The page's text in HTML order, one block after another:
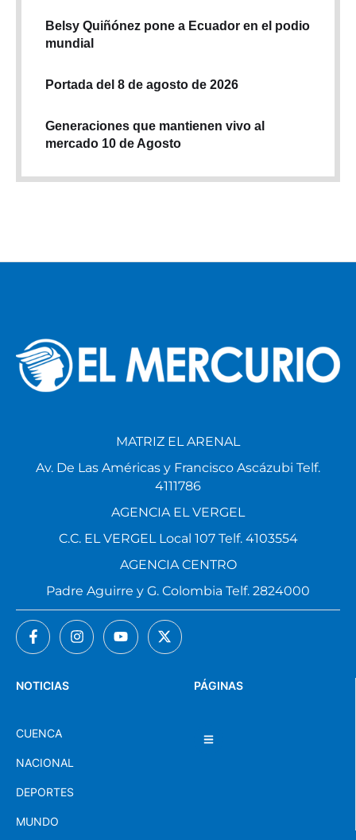
Belsy Quiñónez pone a Ecuador en el podio
mundial
Portada del 8 de agosto de 2026
Generaciones que mantienen vivo al
mercado 10 de Agosto
PÁGINAS
NOTICIAS
CUENCA
NACIONAL
DEPORTES
MUNDO
MATRIZ EL ARENAL
Av. De Las Américas y Francisco Ascázubi Telf.
4111786
AGENCIA EL VERGEL
C.C. EL VERGEL Local 107 Telf. 4103554
AGENCIA CENTRO
Padre Aguirre y G. Colombia Telf. 2824000